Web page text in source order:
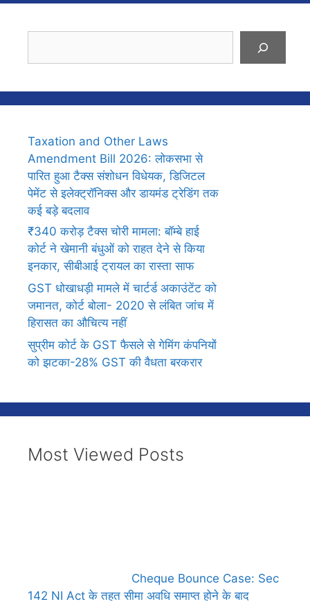
Taxation and Other Laws
Amendment Bill 2026: लोकसभा से
पारित हुआ टैक्स संशोधन विधेयक, डिजिटल
पेमेंट से इलेक्ट्रॉनिक्स और डायमंड ट्रेडिंग तक
कई बड़े बदलाव
₹340 करोड़ टैक्स चोरी मामला: बॉम्बे हाई
कोर्ट ने खेमानी बंधुओं को राहत देने से किया
इनकार, सीबीआई ट्रायल का रास्ता साफ
GST धोखाधड़ी मामले में चार्टर्ड अकाउंटेंट को
जमानत, कोर्ट बोला- 2020 से लंबित जांच में
हिरासत का औचित्य नहीं
सुप्रीम कोर्ट के GST फैसले से गेमिंग कंपनियों
को झटका-28% GST की वैधता बरकरार
Most Viewed Posts
Cheque Bounce Case: Sec
142 NI Act के तहत सीमा अवधि समाप्त होने के बाद